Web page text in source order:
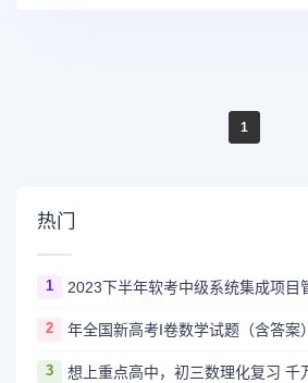
1
热门
1
2 年全国新高考I卷数学试题（含答案）
3